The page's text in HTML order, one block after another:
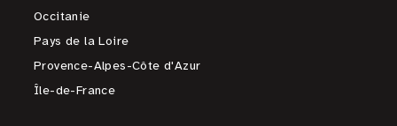
Occitanie
Pays de la Loire
Provence-Alpes-Côte d'Azur
Île-de-France